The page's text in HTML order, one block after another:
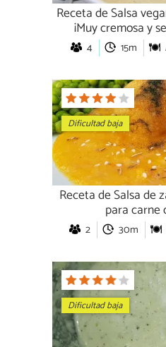
Receta de Salsa
¡Muy cremosa y
4 15m
Dificultad baja
Receta de Salsa de
para carne
2 30m
Dificultad baja